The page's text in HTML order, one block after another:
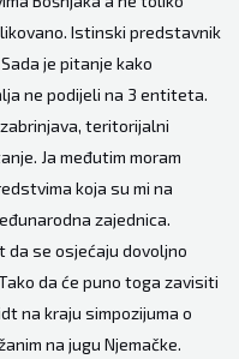
Istinski predstavnik
je pitanje kako
ne podijeli na 3 entiteta.
teritorijalni
Ja međutim moram
koja su mi na
zajednica.
da se osjećaju dovoljno
da će puno toga zavisiti
na kraju simpozijuma o
na jugu Njemačke.